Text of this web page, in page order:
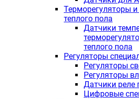
Терморегуляторы
теплого пола
Датчики
теплого пола
Регуляторы
Регуляторы
Регуляторы
Датчики реле
Цифровые